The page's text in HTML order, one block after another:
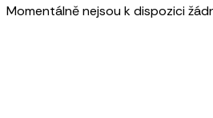
Momentálně nejsou k dispozici